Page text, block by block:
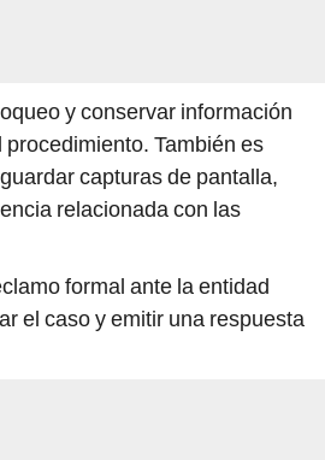
y conservar información
También es
capturas de pantalla,
relacionada con las
formal ante la entidad
el caso y emitir una respuesta